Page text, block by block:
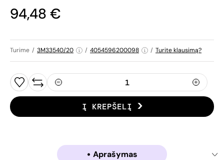
94,48 €
Turime / 3M33540/20 / 4054596200098 / Turite klausimą?
Į KREPŠELĮ
Aprašymas